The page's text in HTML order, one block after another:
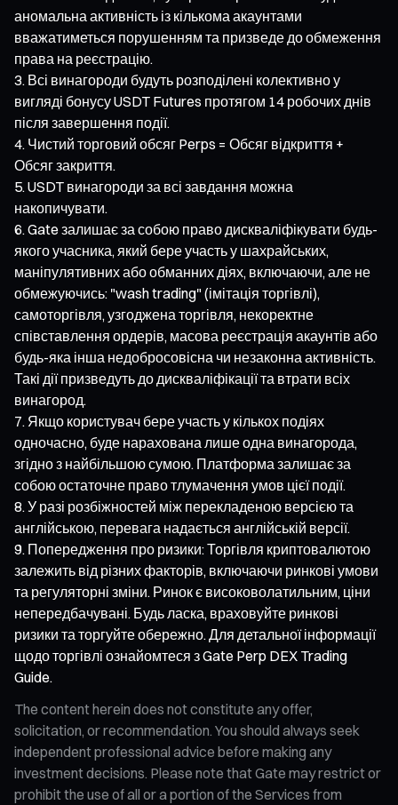
аномальна активність із кількома акаунтами
вважатиметься порушенням та призведе до обмеження
права на реєстрацію.
Всі винагороди будуть розподілені колективно у
вигляді бонусу USDT Futures протягом 14 робочих днів
після завершення події.
Чистий торговий обсяг Perps = Обсяг відкриття +
Обсяг закриття.
USDT винагороди за всі завдання можна
накопичувати.
Gate залишає за собою право дискваліфікувати будь-
якого учасника, який бере участь у шахрайських,
маніпулятивних або обманних діях, включаючи, але не
обмежуючись: "wash trading" (імітація торгівлі),
самоторгівля, узгоджена торгівля, некоректне
співставлення ордерів, масова реєстрація акаунтів або
будь-яка інша недобросовісна чи незаконна активність.
Такі дії призведуть до дискваліфікації та втрати всіх
винагород.
Якщо користувач бере участь у кількох подіях
одночасно, буде нарахована лише одна винагорода,
згідно з найбільшою сумою. Платформа залишає за
собою остаточне право тлумачення умов цієї події.
У разі розбіжностей між перекладеною версією та
англійською, перевага надається англійській версії.
Попередження про ризики: Торгівля криптовалютою
залежить від різних факторів, включаючи ринкові умови
та регуляторні зміни. Ринок є високоволатильним, ціни
непередбачувані. Будь ласка, враховуйте ринкові
ризики та торгуйте обережно. Для детальної інформації
щодо торгівлі ознайомтеся з Gate Perp DEX Trading
Guide.
The content herein does not constitute any offer,
solicitation, or recommendation. You should always seek
independent professional advice before making any
investment decisions. Please note that Gate may restrict or
prohibit the use of all or a portion of the Services from